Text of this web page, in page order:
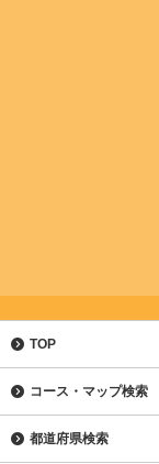
TOP
コース・マップ検索
都道府県検索